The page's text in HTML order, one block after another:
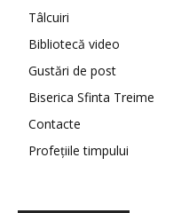
Tâlcuiri
Bibliotecă video
Gustări de post
Biserica Sfinta Treime
Contacte
Profețiile timpului